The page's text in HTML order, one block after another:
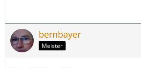
bernbayer
Meister